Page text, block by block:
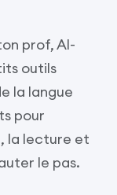
prof, Al-
outils
la langue
pour
la lecture et
le pas.